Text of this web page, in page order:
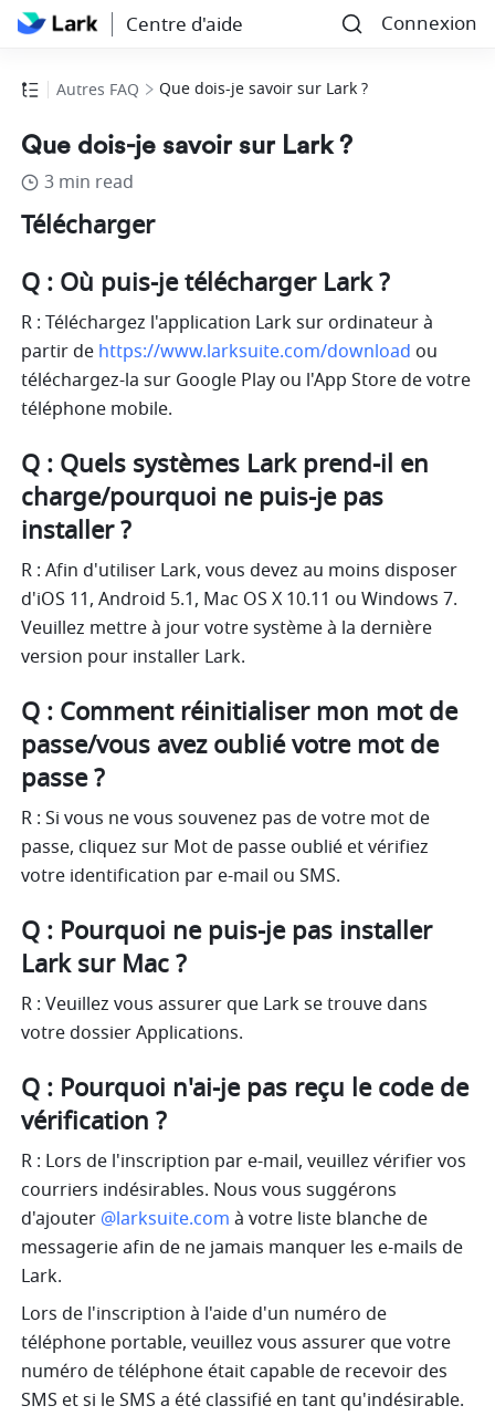
Centre d'aide Connexion
Autres FAQ Que dois-je savoir sur Lark ?
Que dois-je savoir sur Lark ?
3 min read
Télécharger
Q : Où puis-je télécharger Lark ?
R : Téléchargez l'application Lark sur ordinateur à
partir de https://www.larksuite.com/download ou
téléchargez-la sur Google Play ou l'App Store de votre
téléphone mobile.
Q : Quels systèmes Lark prend-il en
charge/pourquoi ne puis-je pas
installer ?
R : Afin d'utiliser Lark, vous devez au moins disposer
d'iOS 11, Android 5.1, Mac OS X 10.11 ou Windows 7.
Veuillez mettre à jour votre système à la dernière
version pour installer Lark.
Q : Comment réinitialiser mon mot de
passe/vous avez oublié votre mot de
passe ?
R : Si vous ne vous souvenez pas de votre mot de
passe, cliquez sur Mot de passe oublié et vérifiez
votre identification par e-mail ou SMS.
Q : Pourquoi ne puis-je pas installer
Lark sur Mac ?
R : Veuillez vous assurer que Lark se trouve dans
votre dossier Applications.
Q : Pourquoi n'ai-je pas reçu le code de
vérification ?
R : Lors de l'inscription par e-mail, veuillez vérifier vos
courriers indésirables. Nous vous suggérons
d'ajouter @larksuite.com à votre liste blanche de
messagerie afin de ne jamais manquer les e-mails de
Lark.
Lors de l'inscription à l'aide d'un numéro de
téléphone portable, veuillez vous assurer que votre
numéro de téléphone était capable de recevoir des
SMS et si le SMS a été classifié en tant qu'indésirable.